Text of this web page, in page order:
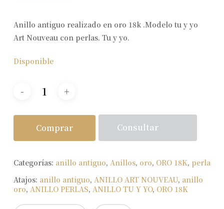
Anillo antiguo realizado en oro 18k .Modelo tu y yo
Art Nouveau con perlas. Tu y yo.
Disponible
Comprar Consultar
Categorías: anillo antiguo, Anillos, oro, ORO 18K, perla
Atajos: anillo antiguo, ANILLO ART NOUVEAU, anillo
oro, ANILLO PERLAS, ANILLO TU Y YO, ORO 18K